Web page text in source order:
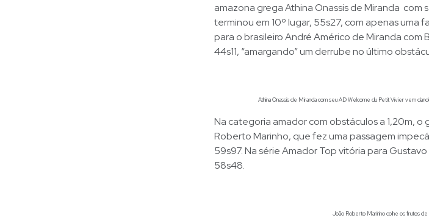
amazona grega Athina Onassis de Miranda com
terminou em 10º lugar, 55s27, com apenas uma
para o brasileiro André Américo de Miranda com
44s11, “amargando” um derrube no último
Athina Onassis de Miranda com seu AD Welcome du Petit Vivier vem
Na categoria amador com obstáculos a 1,20m,
Roberto Marinho, que fez uma passagem
59s97. Na série Amador Top vitória para
58s48.
João Roberto Marinho colhe os frutos de